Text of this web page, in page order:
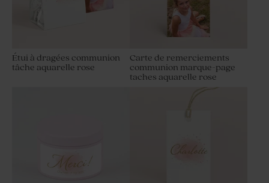
Étui à dragées communion
tâche aquarelle rose
Carte de remerciements
communion marque-page
taches aquarelle rose